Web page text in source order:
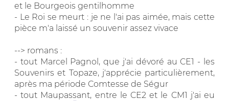
et le Bourgeois gentilhomme
- Le Roi se meurt : je ne l'ai pas aimée, mais cette
pièce m'a laissé un souvenir assez vivace
--> romans :
- tout Marcel Pagnol, que j'ai dévoré au CE1 - les
Souvenirs et Topaze, j'apprécie particulièrement,
après ma période Comtesse de Ségur
- tout Maupassant, entre le CE2 et le CM1 j'ai eu